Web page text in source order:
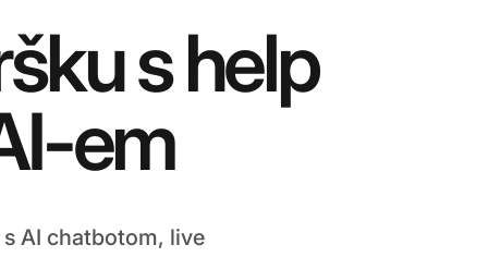
s help
em
AI chatbotom, live